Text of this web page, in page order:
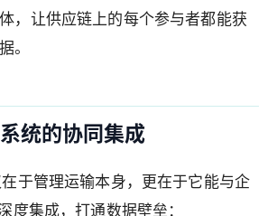
，让供应链上的每个参与者都能获
。
统的协同集成
于管理运输本身，更在于它能与企
度集成，打通数据壁垒：